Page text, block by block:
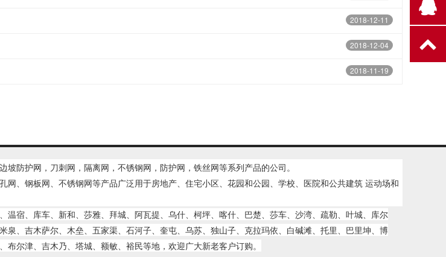
2018-12-11
2018-12-04
2018-11-19
边坡防护网 ，刀刺网，隔离网，不锈钢网，防护网，铁丝网等系列产品的公司。
、钢板网、不锈钢网等产品广泛用于房地产、住宅小区、花园和公园、学校、医院和公共建筑 运动场和
宿、库车、新和、莎雅、拜城、阿瓦提、乌什、柯坪、喀什、巴楚、莎车、沙湾、疏勒、叶城、库尔
、吉木萨尔、木垒、五家渠、石河子、奎屯、乌苏、独山子、克拉玛依、白碱滩、托里、巴里坤、博
尔津、吉木乃、塔城、额敏、裕民等地，欢迎广大新老客户订购。